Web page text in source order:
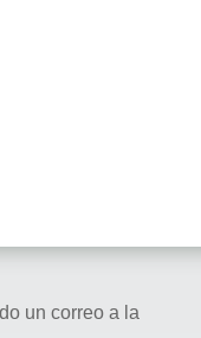
un correo a la